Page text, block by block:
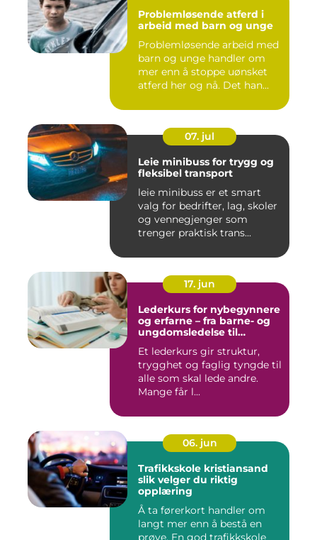
Problemløsende atferd i
arbeid med barn og unge
Problemløsende arbeid med
barn og unge handler om
mer enn å stoppe uønsket
atferd her og nå. Det han...
07. jul
Leie minibuss for trygg og
fleksibel transport
leie minibuss er et smart
valg for bedrifter, lag, skoler
og vennegjenger som
trenger praktisk trans...
17. jun
Lederkurs for nybegynnere
og erfarne – fra barne- og
ungdomsledelse til
Et lederkurs gir struktur,
trygghet og faglig tyngde til
alle som skal lede andre.
Mange får l...
06. jun
Trafikkskole kristiansand
slik velger du riktig
opplæring
Å ta førerkort handler om
langt mer enn å bestå en
prøve. En god trafikkskole